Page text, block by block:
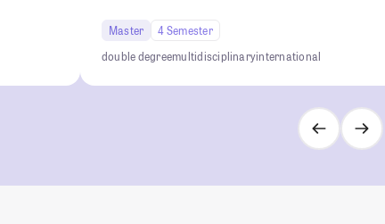
Master
4 Semester
double degreemultidisciplinaryinternational